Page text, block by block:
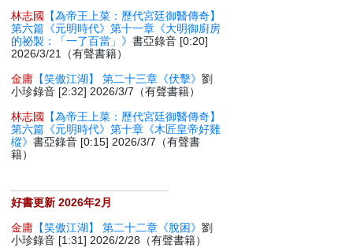
林志國
【為帝王上菜：歷代宮廷御醫傳奇】
第六篇《元明時代》第十一章《大明御廚房
的祕製：「一了百當」》書亞錄音 [0:20]
2026/3/21（有聲書籍）
金庸 【笑傲江湖】 第二十三章《伏擊》劉
小珍錄音 [2:32] 2026/3/7（有聲書籍）
林志國
【為帝王上菜：歷代宮廷御醫傳奇】
第六篇《元明時代》第十章《木匠皇帝好雞
樅》書亞錄音 [0:15] 2026/3/7（有聲書
籍）
好書更新 2026年2月
金庸 【笑傲江湖】 第二十二章《脫困》劉
小珍錄音 [1:31] 2026/2/28（有聲書籍）